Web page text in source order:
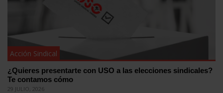
Acción Sindical
¿Quieres presentarte con USO a las elecciones sindicales?
Te contamos cómo
29 JULIO, 2026